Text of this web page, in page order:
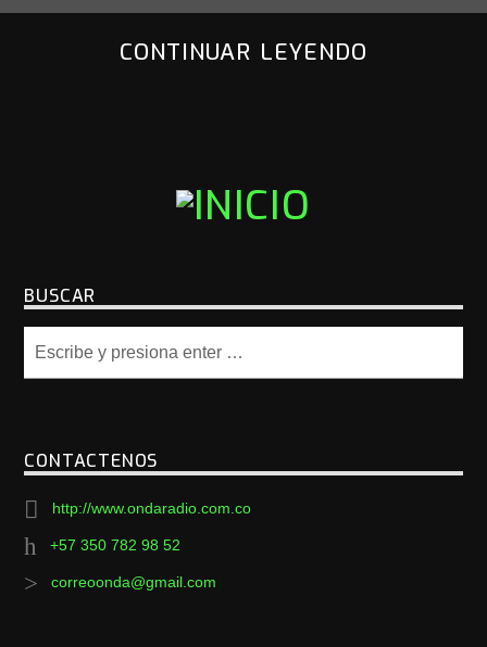
CONTINUAR LEYENDO
BUSCAR
CONTACTENOS
http://www.ondaradio.com.co
+57 350 782 98 52
correoonda@gmail.com